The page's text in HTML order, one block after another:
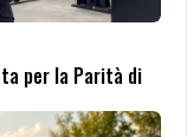
per la Parità di